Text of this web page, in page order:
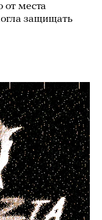
от места
защищать